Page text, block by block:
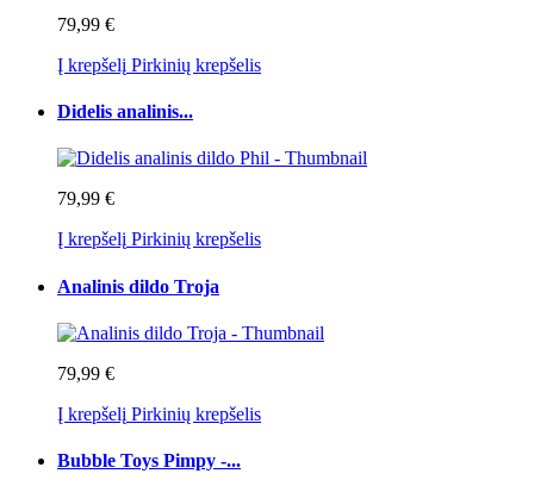
79,99 €
Į krepšelį Pirkinių krepšelis
Didelis analinis...
79,99 €
Į krepšelį Pirkinių krepšelis
Analinis dildo Troja
79,99 €
Į krepšelį Pirkinių krepšelis
Bubble Toys Pimpy -...